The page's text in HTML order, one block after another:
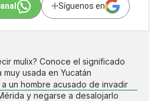
Síguenos en
mulix? Conoce el significado
usada en Yucatán
un hombre acusado de invadir
y negarse a desalojarlo